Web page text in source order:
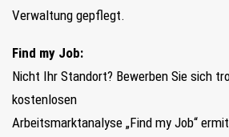
Verwaltung gepflegt.
Find my Job:
Nicht Ihr Standort? Bewerben Sie sich
kostenlosen
Arbeitsmarktanalyse „Find my Job“